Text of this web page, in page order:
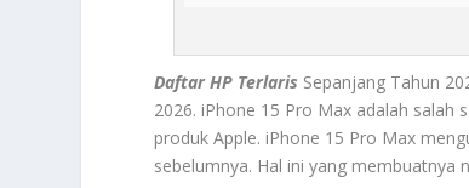
Daftar HP Terlaris Sepanjang Tahun
2026. iPhone 15 Pro Max adalah salah
produk Apple. iPhone 15 Pro Max
sebelumnya. Hal ini yang